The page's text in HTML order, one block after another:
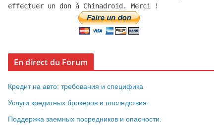
effectuer un don à Chinadroid. Merci !
En direct du Forum
Кредит на авто: требования и специфика
Услуги кредитных брокеров и последствия.
Поддержка заемных посредников и опасности.